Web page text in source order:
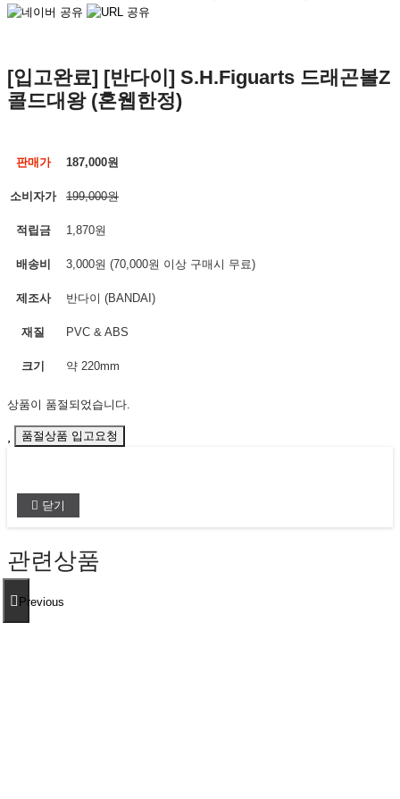
[입고완료] [반다이] S.H.Figuarts 드래곤볼Z
콜드대왕 (혼웹한정)
판매가 187,000원
소비자가 199,000원
적립금 1,870원
배송비 3,000원 (70,000원 이상 구매시 무료)
제조사 반다이 (BANDAI)
재질 PVC & ABS
크기 약 220mm
상품이 품절되었습니다.
품절상품 입고요청
닫기
관련상품
Previous